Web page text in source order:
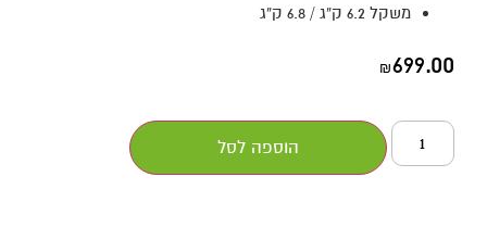
משקל 6.2 ק”ג / 6.8 ק”ג
₪699.00
הוספה לסל